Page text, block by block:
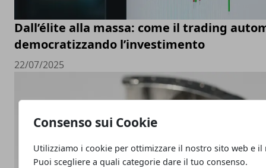
Consenso sui Cookie
Utilizziamo i cookie per ottimizzare il nostro sito web e il
Puoi scegliere a quali categorie dare il tuo consenso.
Dall’élite alla massa: come il trading
democratizzando l’investimento
22/07/2025